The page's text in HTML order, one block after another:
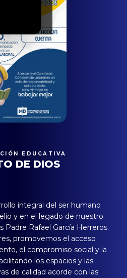
EDUCATIVA
DE DIOS
integral del ser humano
y en el legado de nuestro
Padre Rafael García Herreros.
promovemos el acceso
el compromiso social y la
los espacios y las
de calidad acorde con las